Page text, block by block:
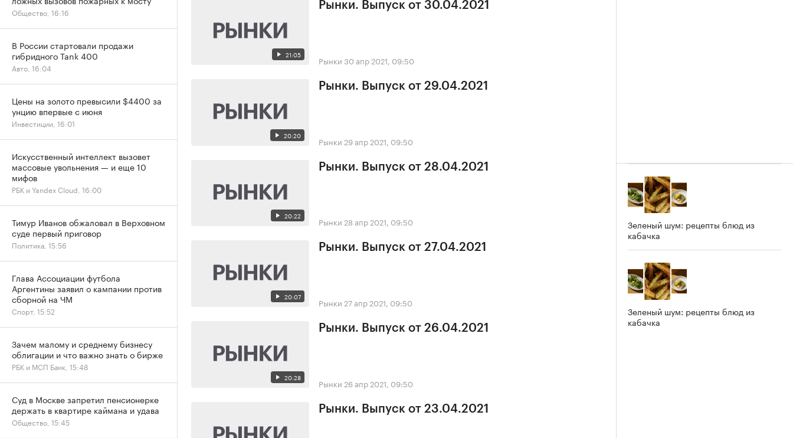
21:05
Рынки. Выпуск от 30.04.2021
Рынки 30 апр 2021, 09:50
20:20
Рынки. Выпуск от 29.04.2021
Рынки 29 апр 2021, 09:50
20:22
Рынки. Выпуск от 28.04.2021
Рынки 28 апр 2021, 09:50
20:07
Рынки. Выпуск от 27.04.2021
Рынки 27 апр 2021, 09:50
20:28
Рынки. Выпуск от 26.04.2021
Рынки 26 апр 2021, 09:50
Рынки. Выпуск от 23.04.2021
Зеленый шум: рецепты блюд из
кабачка
Зеленый шум: рецепты блюд из
кабачка
Общество, 16:16
В России стартовали продажи
гибридного Tank 400
Авто, 16:04
Цены на золото превысили $4400 за
унцию впервые с июня
Инвестиции, 16:01
Искусственный интеллект вызовет
массовые увольнения — и еще 10
мифов
РБК и Yandex Cloud, 16:00
Тимур Иванов обжаловал в Верховном
суде первый приговор
Политика, 15:56
Глава Ассоциации футбола
Аргентины заявил о кампании против
сборной на ЧМ
Спорт, 15:52
Зачем малому и среднему бизнесу
облигации и что важно знать о бирже
РБК и МСП Банк, 15:48
Суд в Москве запретил пенсионерке
держать в квартире каймана и удава
Общество, 15:45